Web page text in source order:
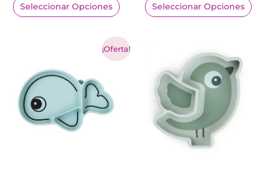
Seleccionar Opciones Seleccionar Opciones
¡Oferta!